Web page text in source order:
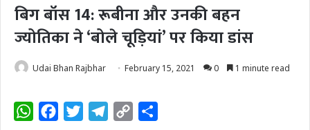
बिग बॉस 14: रूबीना और उनकी बहन
ज्योतिका ने ‘बोले चूड़ियां’ पर किया डांस
Udai Bhan Rajbhar February 15, 2021 0 1 minute read
W